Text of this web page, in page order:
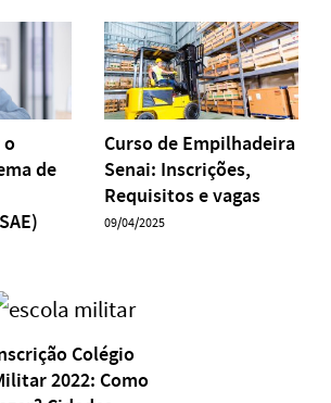
o
de
Curso de Empilhadeira
Senai: Inscrições,
Requisitos e vagas
09/04/2025
Colégio
2022: Como